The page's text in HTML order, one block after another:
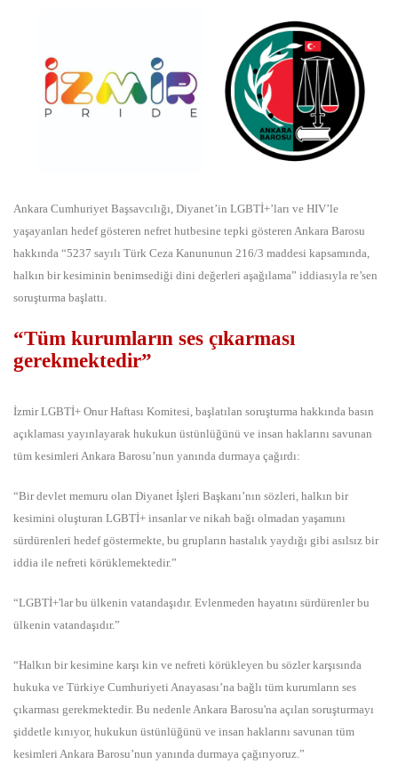
Ankara Cumhuriyet Başsavcılığı, Diyanet’in LGBTİ+’ları ve HIV’le
yaşayanları hedef gösteren nefret hutbesine tepki gösteren Ankara Barosu
hakkında “5237 sayılı Türk Ceza Kanununun 216/3 maddesi kapsamında,
halkın bir kesiminin benimsediği dini değerleri aşağılama” iddiasıyla re’sen
soruşturma başlattı.
“Tüm kurumların ses çıkarması
gerekmektedir”
İzmir LGBTİ+ Onur Haftası Komitesi, başlatılan soruşturma hakkında basın
açıklaması yayınlayarak hukukun üstünlüğünü ve insan haklarını savunan
tüm kesimleri Ankara Barosu’nun yanında durmaya çağırdı:
“Bir devlet memuru olan Diyanet İşleri Başkanı’nın sözleri, halkın bir
kesimini oluşturan LGBTİ+ insanlar ve nikah bağı olmadan yaşamını
sürdürenleri hedef göstermekte, bu grupların hastalık yaydığı gibi asılsız bir
iddia ile nefreti körüklemektedir.”
“LGBTİ+'lar bu ülkenin vatandaşıdır. Evlenmeden hayatını sürdürenler bu
ülkenin vatandaşıdır.”
“Halkın bir kesimine karşı kin ve nefreti körükleyen bu sözler karşısında
hukuka ve Türkiye Cumhuriyeti Anayasası’na bağlı tüm kurumların ses
çıkarması gerekmektedir. Bu nedenle Ankara Barosu'na açılan soruşturmayı
şiddetle kınıyor, hukukun üstünlüğünü ve insan haklarını savunan tüm
kesimleri Ankara Barosu’nun yanında durmaya çağırıyoruz.”